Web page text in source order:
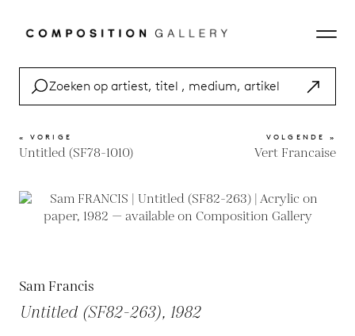
« VORIGE
Untitled (SF78-1010)
VOLGENDE »
Vert Francaise
Sam Francis
Untitled (SF82-263), 1982